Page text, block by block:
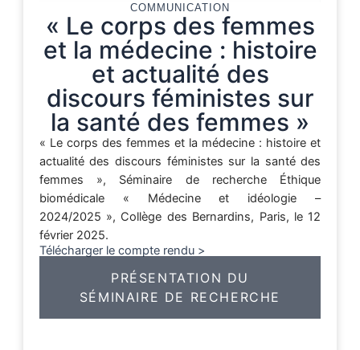
COMMUNICATION
« Le corps des femmes
et la médecine : histoire
et actualité des
discours féministes sur
la santé des femmes »
« Le corps des femmes et la médecine : histoire et
actualité des discours féministes sur la santé des
femmes », Séminaire de recherche Éthique
biomédicale « Médecine et idéologie –
2024/2025 », Collège des Bernardins, Paris, le 12
février 2025.
Télécharger le compte rendu >
PRÉSENTATION DU
SÉMINAIRE DE RECHERCHE